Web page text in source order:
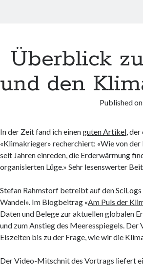
Überblick
und den
Published on
In der Zeit fand ich einenguten Artikel,
«Klimakrieger» recherchiert: «Wie von
seit Jahren einreden, die Erderwärmung
organisierten Lüge.» Sehr lesenswerter
Stefan Rahmstorf betreibt auf den SciLogs
Wandel». Im Blogbeitrag «Am Puls der
Daten und Belege zur aktuellen globalen
und zum Anstieg des Meeresspiegels. Der
Eiszeiten bis zu der Frage, wie wir die
Der Video-Mitschnit des Vortrags liefert